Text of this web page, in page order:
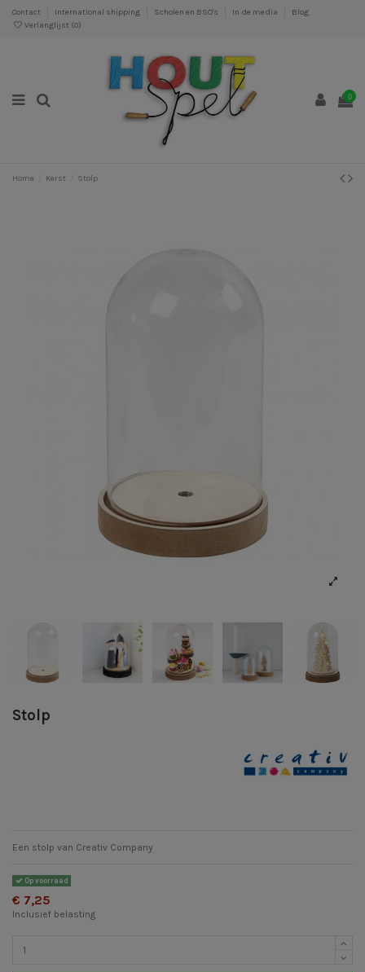
Contact International shipping Scholen en BSO's In de media
Blog
Verlanglijst (0)
0
Home Kerst Stolp
Stolp
Een stolp van Creativ Company
Op voorraad
€ 7,25
Inclusief belasting